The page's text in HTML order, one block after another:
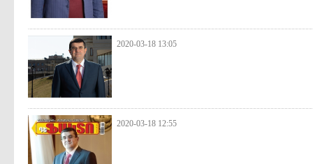
2020-03-18 13:05
2020-03-18 12:55